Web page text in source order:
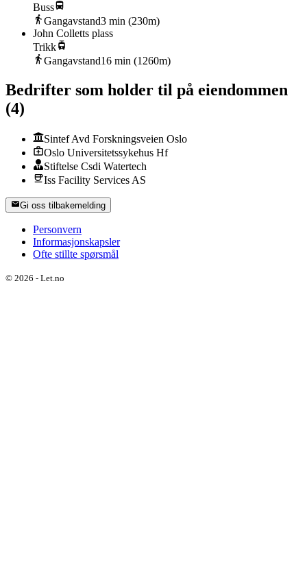
Buss
Gangavstand3 min (230m)
John Colletts plass
Trikk
Gangavstand16 min (1260m)
Bedrifter som holder til på eiendommen
(4)
Sintef Avd Forskningsveien Oslo
Oslo Universitetssykehus Hf
Stiftelse Csdi Watertech
Iss Facility Services AS
Gi oss tilbakemelding
Personvern
Informasjonskapsler
Ofte stillte spørsmål
© 2026 - Let.no